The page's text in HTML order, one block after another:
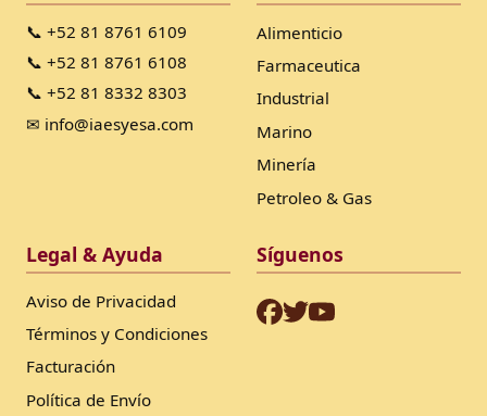
📞 +52 81 8761 6109
📞 +52 81 8761 6108
📞 +52 81 8332 8303
✉ info@iaesyesa.com
Alimenticio
Farmaceutica
Industrial
Marino
Minería
Petroleo & Gas
Legal & Ayuda
Aviso de Privacidad
Términos y Condiciones
Facturación
Política de Envío
Síguenos